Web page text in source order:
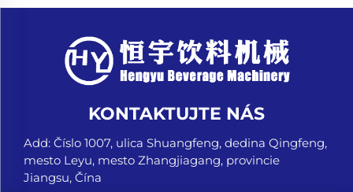
KONTAKTUJTE NÁS
Add: Číslo 1007, ulica Shuangfeng, dedina Qingfeng,
mesto Leyu, mesto Zhangjiagang, provincie
Jiangsu, Čína